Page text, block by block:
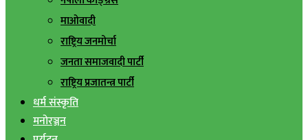
माओवादी
राष्ट्रिय जनमोर्चा
जनता समाजवादी पार्टी
राष्ट्रिय प्रजातन्त्र पार्टी
धर्म संस्कृति
मनोरञ्जन